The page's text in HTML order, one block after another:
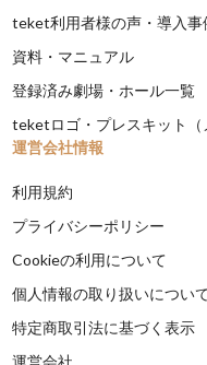
teket利用者様の声・導入事
資料・マニュアル
登録済み劇場・ホール一覧
teketロゴ・プレスキット（
運営会社情報
利用規約
プライバシーポリシー
Cookieの利用について
個人情報の取り扱いについ
特定商取引法に基づく表示
運営会社